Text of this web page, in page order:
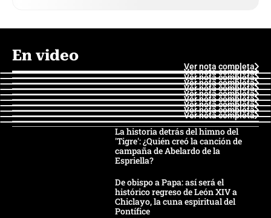
En video
Ver nota completa
Ver nota completa
Ver nota completa
Ver nota completa
Ver nota completa
Ver nota completa
Ver nota completa
Ver nota completa
Ver nota completa
Ver nota completa
La historia detrás del himno del
'Tigre': ¿Quién creó la canción de
campaña de Abelardo de la
Espriella?
De obispo a Papa: así será el
histórico regreso de León XIV a
Chiclayo, la cuna espiritual del
Pontífice